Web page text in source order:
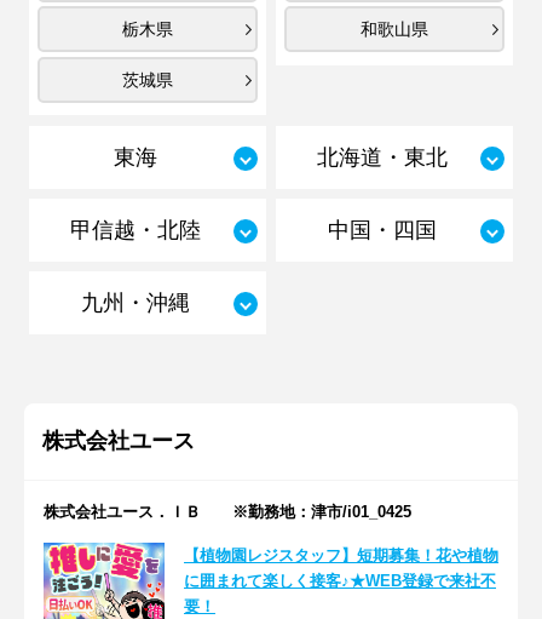
栃木県
茨城県
和歌山県
東海 北海道・東北
甲信越・北陸 中国・四国
九州・沖縄
株式会社ユース
株式会社ユース．ＩＢ ※勤務地：津市/i01_0425
【植物園レジスタッフ】短期募集！花や植物
に囲まれて楽しく接客♪★WEB登録で来社不
要！